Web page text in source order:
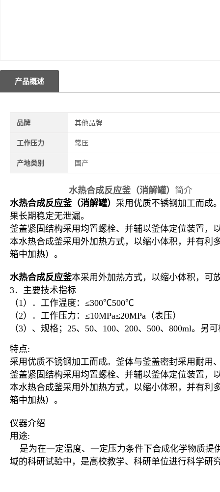
产品概述
品牌 其他品牌
工作压力 常压
产地类别 国产
水热合成反应釜（消解罐） 简介
水热合成反应釜（消解罐） 采用优质不锈钢加工而成
果长期稳定无泄漏。
釜盖紧固结构采用均置螺栓、并辅以釜体定位装置，
本水热合成釜采用外加热方式，以缩小体积，并有利
箱中加热）。
水热合成反应釜本采用外加热方式，以缩小体积，可
3．主要技术指标
（1）．工作温度：≤300℃500℃
（2）．工作压力：≤10MPa≤20MPa（表压）
（3）、规格；25、50、100、200、500、800ml。另
特点:
采用优质不锈钢加工而成。釜体与釜盖密封采用耐
釜盖紧固结构采用均置螺栓、并辅以釜体定位装置，
本水热合成釜采用外加热方式，以缩小体积，并有利
箱中加热）。
仪器介绍
用途:
是为在一定温度、一定压力条件下合成化学物质提
域的科研试验中，是高校教学、科研单位进行科学研